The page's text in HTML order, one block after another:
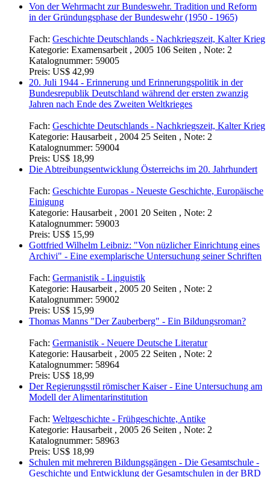
Von der Wehrmacht zur Bundeswehr. Tradition und Reform
in der Gründungsphase der Bundeswehr (1950 - 1965)
Fach: Geschichte Deutschlands - Nachkriegszeit, Kalter Krieg
Kategorie: Examensarbeit , 2005 106 Seiten , Note: 2
Katalognummer: 59005
Preis: US$ 42,99
20. Juli 1944 - Erinnerung und Erinnerungspolitik in der
Bundesrepublik Deutschland während der ersten zwanzig
Jahren nach Ende des Zweiten Weltkrieges
Fach: Geschichte Deutschlands - Nachkriegszeit, Kalter Krieg
Kategorie: Hausarbeit , 2004 25 Seiten , Note: 2
Katalognummer: 59004
Preis: US$ 18,99
Die Abtreibungsentwicklung Österreichs im 20. Jahrhundert
Fach: Geschichte Europas - Neueste Geschichte, Europäische
Einigung
Kategorie: Hausarbeit , 2001 20 Seiten , Note: 2
Katalognummer: 59003
Preis: US$ 15,99
Gottfried Wilhelm Leibniz: "Von nüzlicher Einrichtung eines
Archivi" - Eine exemplarische Untersuchung seiner Schriften
Fach: Germanistik - Linguistik
Kategorie: Hausarbeit , 2005 20 Seiten , Note: 2
Katalognummer: 59002
Preis: US$ 15,99
Thomas Manns "Der Zauberberg" - Ein Bildungsroman?
Fach: Germanistik - Neuere Deutsche Literatur
Kategorie: Hausarbeit , 2005 22 Seiten , Note: 2
Katalognummer: 58964
Preis: US$ 18,99
Der Regierungsstil römischer Kaiser - Eine Untersuchung am
Modell der Alimentarinstitution
Fach: Weltgeschichte - Frühgeschichte, Antike
Kategorie: Hausarbeit , 2005 26 Seiten , Note: 2
Katalognummer: 58963
Preis: US$ 18,99
Schulen mit mehreren Bildungsgängen - Die Gesamtschule -
Geschichte und Entwicklung der Gesamtschulen in der BRD